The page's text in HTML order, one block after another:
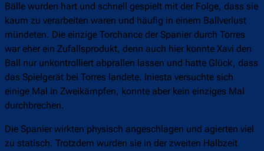
Bälle wurden hart und schnell gespielt mit der Folge, dass sie
kaum zu verarbeiten waren und häufig in einem Ballverlust
mündeten. Die einzige Torchance der Spanier durch Torres
war eher ein Zufallsprodukt, denn auch hier konnte Xavi den
Ball nur unkontrolliert abprallen lassen und hatte Glück, dass
das Spielgerät bei Torres landete. Iniesta versuchte sich
einige Mal in Zweikämpfen, konnte aber kein einziges Mal
durchbrechen.
Die Spanier wirkten physisch angeschlagen und agierten viel
zu statisch. Trotzdem wurden sie in der zweiten Halbzeit